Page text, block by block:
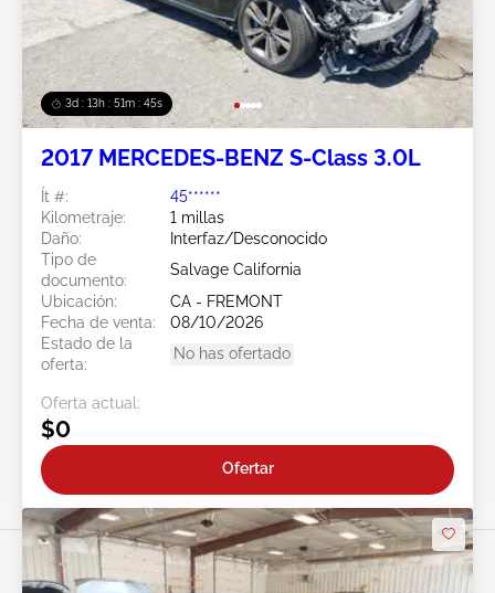
3d : 13h : 51m : 43s
2017 MERCEDES-BENZ S-Class 3.0L
Ít #:
45******
Kilometraje:
1 millas
Daño:
Interfaz/Desconocido
Tipo de
documento:
Salvage California
Ubicación:
CA - FREMONT
Fecha de venta:
08/10/2026
Estado de la
oferta:
No has ofertado
Oferta actual:
$0
Ofertar